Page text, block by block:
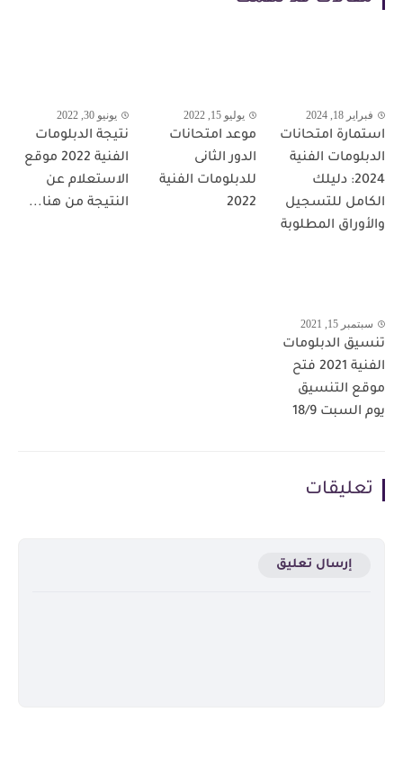
فبراير 18, 2024
استمارة امتحانات
الدبلومات الفنية
2024: دليلك
الكامل للتسجيل
والأوراق المطلوبة
يوليو 15, 2022
موعد امتحانات
الدور الثانى
للدبلومات الفنية
2022
يونيو 30, 2022
نتيجة الدبلومات
الفنية 2022 موقع
الاستعلام عن
النتيجة من هنا...
سبتمبر 15, 2021
تنسيق الدبلومات
الفنية 2021 فتح
موقع التنسيق
يوم السبت 18/9
تعليقات
إرسال تعليق